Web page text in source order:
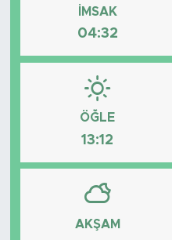
İMSAK
04:32
ÖĞLE
13:12
AKŞAM
NOSTALJİ
YAZARLAR
POLİTİKA